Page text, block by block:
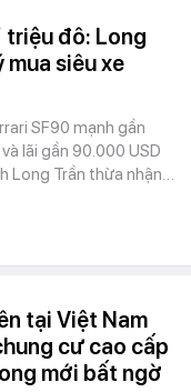
triệu đô: Long
mua siêu xe
SF90 mạnh gần
lãi gần 90.000 USD
Long Trần thừa nhận…
tại Việt Nam
cư cao cấp
mới bất ngờ